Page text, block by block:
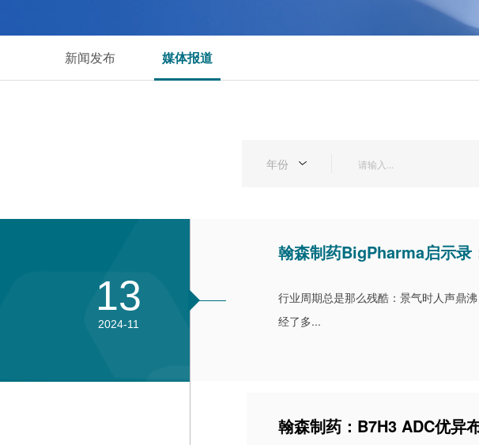
新闻发布 媒体报道
年份
13
2024-11
翰森制药BigPharma启示录
行业周期总是那么残酷：景气时人声鼎
经了多...
翰森制药：B7H3 ADC优异